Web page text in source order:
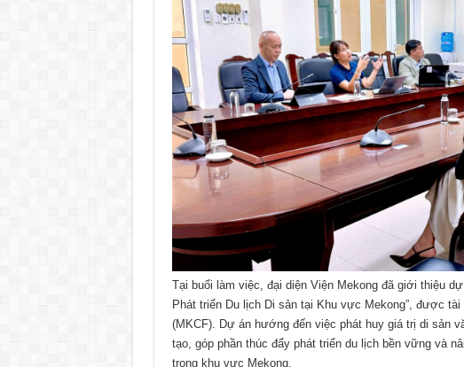
Tại buổi làm việc, đại diện Viện Mekong đã giới thiệu
Phát triển Du lịch Di sản tại Khu vực Mekong”, được
(MKCF). Dự án hướng đến việc phát huy giá trị di sản
tạo, góp phần thúc đẩy phát triển du lịch bền vững và
trong khu vực Mekong.